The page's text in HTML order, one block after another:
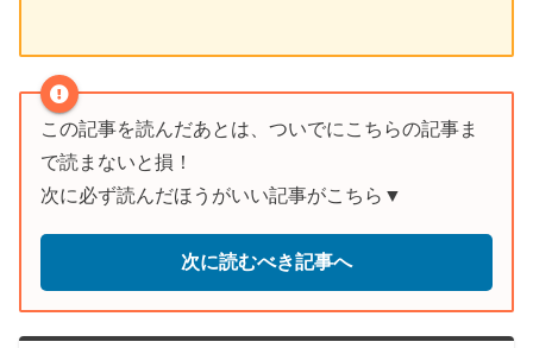
この記事を読んだあとは、ついでにこちらの記事ま
で読まないと損！
次に必ず読んだほうがいい記事がこちら▼
次に読むべき記事へ